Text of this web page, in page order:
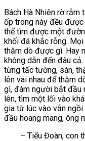
Bách Hà Nhiên rờ
ốp trong này đều
thể tìm được một
khối đá khắc rỗng.
thăm dò được gì. Hay
không dẫn đến đâu
từng tấc tường, sàn,
lên vai nhau để thăm
gì, đám người bắt đầu
lên, tìm một lối vào
gia từ lúc vào vẫn
đầu hoang mang, ông
– Tiểu Đoàn, con